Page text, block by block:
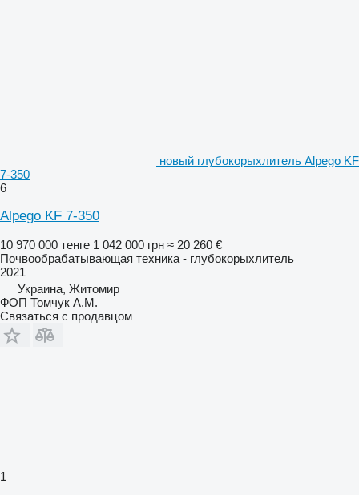
новый глубокорыхлитель Alpego KF
7-350
6
Alpego KF 7-350
10 970 000 тенге 1 042 000 грн ≈ 20 260 €
Почвообрабатывающая техника - глубокорыхлитель
2021
Украина, Житомир
ФОП Томчук А.М.
Связаться с продавцом
1